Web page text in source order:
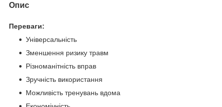
Опис
Переваги:
Універсальність
Зменшення ризику травм
Різноманітність вправ
Зручність використання
Можливість тренувань вдома